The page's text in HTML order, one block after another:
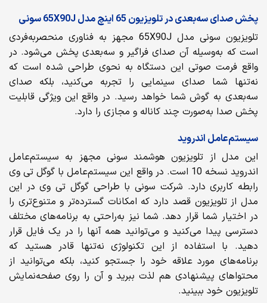
پخش صدای سه‌بعدی در تلویزیون 65 اینچ مدل 65X90J سونی
تلویزیون سونی مدل 65X90J مجهز به فناوری منحصربه‌فردی
است که به‌وسیله آن صدای فراگیر و سه‌بعدی پخش می‌شود. در
واقع فرمت صوتی این دستگاه به نحوی طراحی شده است که
نه‌تنها شما صدای سینمایی را تجربه می‌کنید، بلکه صدای
سه‌بعدی به گوش شما خواهد رسید. در واقع این ویژگی قابلیت
پخش صدا به‌صورت چند کاناله و مجازی را دارد.
سیستم‌عامل اندروید
این مدل از تلویزیون هوشمند سونی مجهز به سیستم‌عامل
اندروید نسخه 10 است. در واقع این سیستم‌عامل با گوگل تی وی
رابطه کاربری دارد. شرکت سونی با طراحی گوگل تی وی در این
مدل از تلویزیون قصد دارد که امکانات گسترده‌تر و متنوع‌تری را
در اختیار شما قرار دهد. شما نیز به‌راحتی به برنامه‌های مختلف
دسترسی پیدا می‌کنید و می‌توانید همه آنها را در یک فایل قرار
دهید. با استفاده از این تکنولوژی نه‌تنها قادر هستید که
برنامه‌های مورد علاقه خود را جستجو کنید، بلکه می‌توانید از
محتواهای پیشنهادی هم لذت ببرید و آن را روی صفحه‌نمایش
تلویزیون خود ببینید.